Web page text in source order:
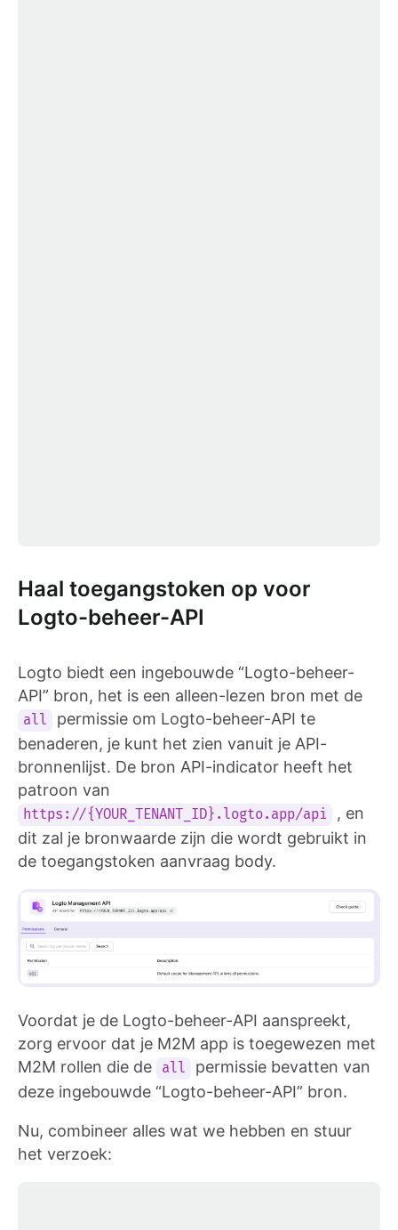
Haal toegangstoken op voor
Logto-beheer-API
Logto biedt een ingebouwde “Logto-beheer-
API” bron, het is een alleen-lezen bron met de
all
permissie om Logto-beheer-API te
benaderen, je kunt het zien vanuit je API-
bronnenlijst. De bron API-indicator heeft het
patroon van
https://{YOUR_TENANT_ID}.logto.app/api
, en
dit zal je bronwaarde zijn die wordt gebruikt in
de toegangstoken aanvraag body.
Voordat je de Logto-beheer-API aanspreekt,
zorg ervoor dat je M2M app is toegewezen met
M2M rollen die de
all
permissie bevatten van
deze ingebouwde “Logto-beheer-API” bron.
Nu, combineer alles wat we hebben en stuur
het verzoek: